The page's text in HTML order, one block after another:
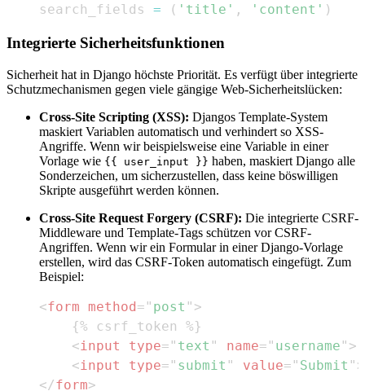
    search_fields
= ( 'title' , 'content' )
Integrierte Sicherheitsfunktionen
Sicherheit hat in Django höchste Priorität. Es verfügt über integrierte
Schutzmechanismen gegen viele gängige Web-Sicherheitslücken:
Cross-Site Scripting (XSS): Djangos Template-System
maskiert Variablen automatisch und verhindert so XSS-
Angriffe. Wenn wir beispielsweise eine Variable in einer
Vorlage wie {{ user_input }} haben, maskiert Django alle
Sonderzeichen, um sicherzustellen, dass keine böswilligen
Skripte ausgeführt werden können.
Cross-Site Request Forgery (CSRF): Die integrierte CSRF-
Middleware und Template-Tags schützen vor CSRF-
Angriffen. Wenn wir ein Formular in einer Django-Vorlage
erstellen, wird das CSRF-Token automatisch eingefügt. Zum
Beispiel:
<form method = " post " >
<input type= " text " name= " username " >
<input type= " submit " value= " Submit " >
</form>